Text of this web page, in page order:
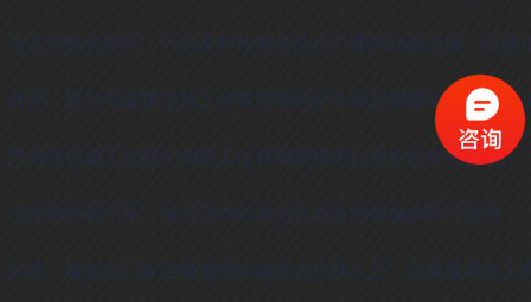
在定期检查期间，可以及时检测并防止可能的隐藏危险，以确
此外，必须在建筑工地上放置所需的安全标志和警告标志，
严格按照施工过程中的施工过程和规格进行操作也非常重要。
过度的负载结构，加班活动和其他行为将增加事故的可能性。
因此，建筑部门应正确地组织建筑进步和人员，以避免紧急工